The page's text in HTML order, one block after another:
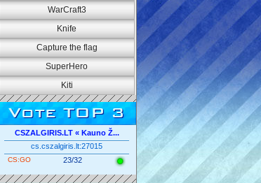
WarCraft3
Knife
Capture the flag
SuperHero
Kiti
Vote TOP 3
CSZALGIRIS.LT « Kauno Ž...
cs.cszalgiris.lt:27015
CS:GO 23/32